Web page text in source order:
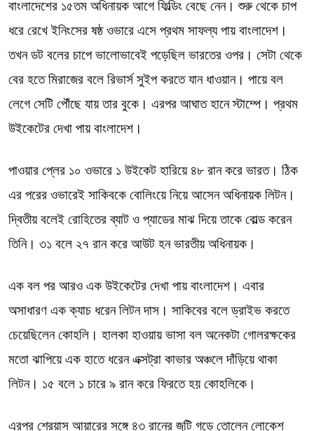
বাংলাদেশের ১৫তম অধিনায়ক আগে ফিল্ডিং বেছে নেন। শুরু থেকে চাপ
ধরে রেখে ইনিংসের ষষ্ঠ ওভারে এসে প্রথম সাফল্য পায় বাংলাদেশ।
তখন ডট বলের চাপে ভালোভাবেই পড়েছিল ভারতের ওপর। সেটা থেকে
বের হতে মিরাজের বলে রিভার্স সুইপ করতে যান ধাওয়ান। পায়ে বল
লেগে সেটি পৌঁছে যায় তার বুকে। এরপর আঘাত হানে স্টাম্পে। প্রথম
উইকেটের দেখা পায় বাংলাদেশ।
পাওয়ার প্লের ১০ ওভারে ১ উইকেট হারিয়ে ৪৮ রান করে ভারত। ঠিক
এর পরের ওভারেই সাকিবকে বোলিংয়ে নিয়ে আসেন অধিনায়ক লিটন।
দ্বিতীয় বলেই রোহিতের ব্যাট ও প্যাডের মাঝ দিয়ে তাকে বোল্ড করেন
তিনি। ৩১ বলে ২৭ রান করে আউট হন ভারতীয় অধিনায়ক।
এক বল পর আরও এক উইকেটের দেখা পায় বাংলাদেশ। এবার
অসাধারণ এক ক্যাচ ধরেন লিটন দাস। সাকিবের বলে ড্রাইভ করতে
চেয়েছিলেন কোহলি। হালকা হাওয়ায় ভাসা বল অনেকটা গোলরক্ষকের
মতো ঝাপিয়ে এক হাতে ধরেন এক্সট্রা কাভার অঞ্চলে দাঁড়িয়ে থাকা
লিটন। ১৫ বলে ১ চারে ৯ রান করে ফিরতে হয় কোহলিকে।
এরপর শ্রেয়াস আয়ারের সঙ্গে ৪৩ রানের জুটি গড়ে তোলেন লোকেশ